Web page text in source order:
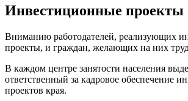
Инвестиционные проекты
Вниманию работодателей, реализующих
проекты, и граждан, желающих на них
В каждом центре занятости населения
ответственный за кадровое обеспечение
проектов края.